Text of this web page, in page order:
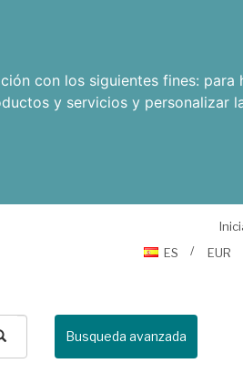
con los siguientes fines: para
y servicios y personalizar
ES
EUR
Busqueda avanzada